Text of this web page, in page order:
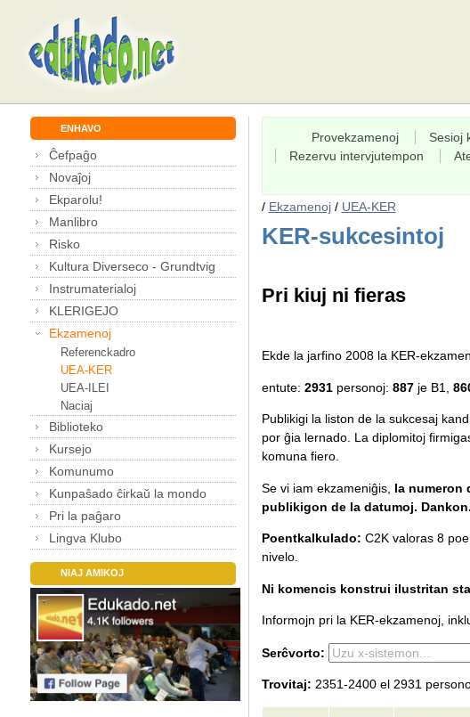
ENHAVO
Ĉefpaĝo
Novaĵoj
Ekparolu!
Manlibro
Risko
Kultura Diverseco - Grundtvig
Instrumaterialoj
KLERIGEJO
Ekzamenoj
Referenckadro
UEA-KER
UEA-ILEI
Naciaj
Biblioteko
Kursejo
Komunumo
Kunpaŝado ĉirkaŭ la mondo
Pri la paĝaro
Lingva Klubo
NIAJ AMIKOJ
Provekzamenoj Sesioj
Rezervu intervjutempon
/ Ekzamenoj/ UEA-KER
KER-sukcesintoj
Pri kiuj ni fieras
Ekde la jarfino 2008 la KER-
entute: 2931personoj: 887je B1,
Publikigi la liston de la sukcesaj
por ĝia lernado. La diplomitoj
komuna fiero.
Se vi iam ekzameniĝis, la numeron
publikigon de la datumoj. Dankon.
Poentkalkulado: C2K valoras 8
nivelo.
Ni komencis konstrui ilustritan
Informojn pri la KER-ekzamenoj,
Serĉvorto:
Trovitaj: 2351-2400 el 2931